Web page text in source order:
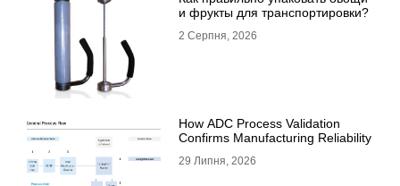
и фрукты для транспортировки?
2 Серпня, 2026
How ADC Process Validation
Confirms Manufacturing Reliability
29 Липня, 2026